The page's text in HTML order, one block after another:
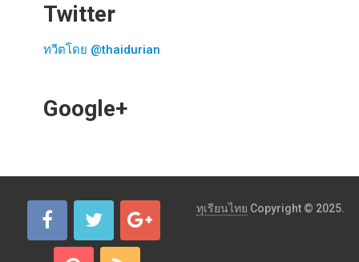
Twitter
ทวีตโดย @thaidurian
Google+
ทุเรียนไทย Copyright © 2025.